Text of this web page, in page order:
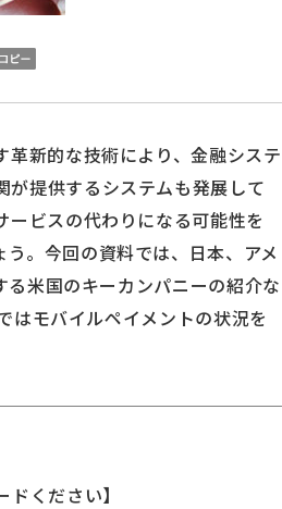
新的な技術により、金融システ
が提供するシステムも発展して
ビスの代わりになる可能性を
。今回の資料では、日本、アメ
米国のキーカンパニーの紹介な
はモバイルペイメントの状況を
ください】